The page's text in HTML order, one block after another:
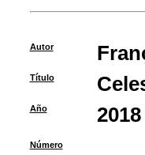
Autor
Título
Año 2018
Número